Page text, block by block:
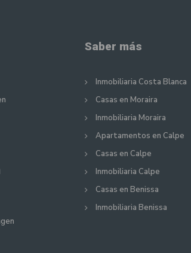
Saber más
Inmobiliaria Costa Blanca
Casas en Moraira
Inmobiliaria Moraira
Apartamentos en Calpe
Casas en Calpe
Inmobiliaria Calpe
Casas en Benissa
Inmobiliaria Benissa